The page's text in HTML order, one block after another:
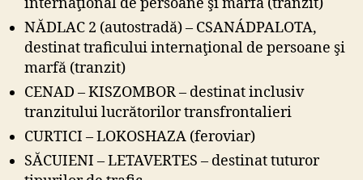
internaţional de persoane şi marfă (tranzit)
NĂDLAC 2 (autostradă) – CSANÁDPALOTA,
destinat traficului internaţional de persoane şi
marfă (tranzit)
CENAD – KISZOMBOR – destinat inclusiv
tranzitului lucrătorilor transfrontalieri
CURTICI – LOKOSHAZA (feroviar)
SĂCUIENI – LETAVERTES – destinat tuturor